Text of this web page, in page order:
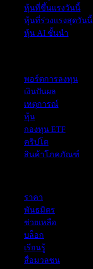
หุ้นที่ขึ้นแรงวันนี้
หุ้นที่ร่วงแรงสุดวันนี้
หุ้น AI ชั้นนำ
พอร์ตการลงทุน
เงินปันผล
เหตุการณ์
หุ้น
กองทุน ETF
คริปโต
สินค้าโภคภัณฑ์
ราคา
พันธมิตร
ช่วยเหลือ
บล็อก
เรียนรู้
สื่อมวลชน